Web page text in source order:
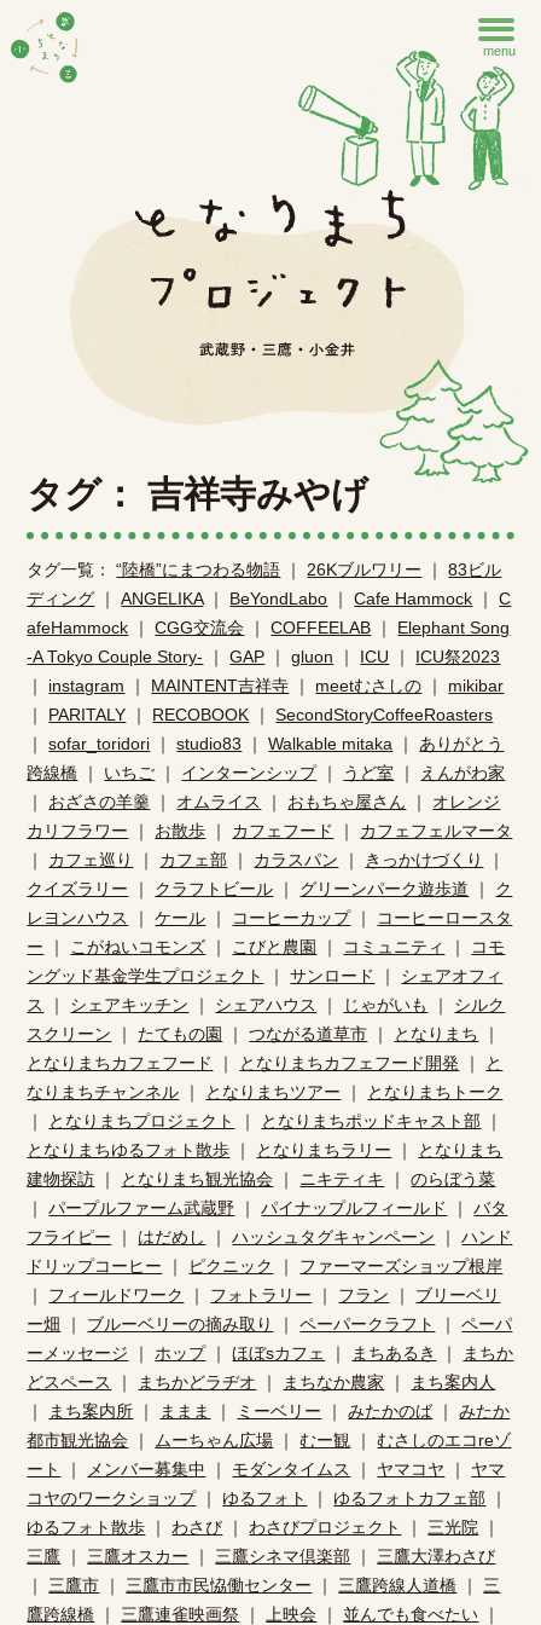
menu
タグ： 吉祥寺みやげ
タグ一覧：“陸橋”にまつわる物語 ｜ 26Kブルワリー ｜83ビル
ディング ｜ANGELIKA｜ BeYondLabo ｜Cafe Hammock ｜C
afeHammock ｜CGG交流会 ｜COFFEELAB ｜ Elephant Song
-A Tokyo Couple Story- ｜GAP ｜gluon ｜ ICU ｜ ICU祭2023
｜ instagram ｜ MAINTENT吉祥寺 ｜ meetむさしの ｜ mikibar
｜ PARITALY ｜ RECOBOOK ｜SecondStoryCoffeeRoasters
｜sofar_toridori ｜studio83 ｜Walkable mitaka ｜ ありがとう
跨線橋 ｜ いちご ｜ インターンシップ｜ うど室 ｜
えんがわ家
｜ おざさの羊羹 ｜ オムライス ｜ おもちゃ屋さん ｜ オレンジ
カリフラワー ｜ お散歩 ｜ カフェフード ｜ カフェフェルマータ
｜ カフェ巡り ｜ カフェ部 ｜ カラスパン ｜ きっかけづくり
｜
クイズラリー ｜ クラフトビール ｜ グリーンパーク遊歩道 ｜ ク
レヨンハウス
｜ケール ｜ コーヒーカップ｜
コーヒーロースタ
ー ｜ こがねいコモンズ ｜ こびと農園 ｜ コミュニティ ｜
コモ
ングッド基金学生プロジェクト
｜サンロード ｜ シェアオフィ
ス
｜ シェアキッチン ｜ シェアハウス ｜ じゃがいも ｜ シルク
スクリーン ｜ たてもの園 ｜つながる道草市 ｜ となりまち ｜
となりまちカフェフード
｜ となりまちカフェフード開発 ｜
と
なりまちチャンネル ｜ となりまちツアー ｜
となりまちトーク
｜
となりまちプロジェクト ｜ となりまちポッドキャスト部 ｜
となりまちゆるフォト散歩 ｜ となりまちラリー ｜
となりまち
建物探訪 ｜ となりまち観光協会 ｜ ニキティキ ｜のらぼう菜
｜パープルファーム武蔵野 ｜パイナップルフィールド ｜バタ
フライピー ｜ はだめし ｜ハッシュタグキャンペーン ｜ハンド
ドリップコーヒー ｜ ピクニック ｜ ファーマーズショップ根岸
｜ フィールドワーク ｜ フォトラリー ｜ フラン ｜ ブリーベリ
ー畑 ｜ ブルーベリーの摘み取り ｜ペーパークラフト ｜ペーパ
ーメッセージ ｜ ホップ｜ほぼsカフェ ｜ まちあるき ｜
まちか
どスペース
｜ まちかどラヂオ ｜ まちなか農家 ｜
まち案内人
｜
まち案内所 ｜ ままま ｜ ミーベリー ｜みたかのば ｜みたか
都市観光協会 ｜ ムーちゃん広場 ｜むー観 ｜むさしのエコreゾ
ート
｜ メンバー募集中 ｜ モダンタイムス ｜ ヤマコヤ ｜ ヤマ
コヤのワークショップ｜ ゆるフォト ｜ ゆるフォトカフェ部 ｜
ゆるフォト散歩 ｜ わさび ｜ わさびプロジェクト ｜ 三光院 ｜
三鷹 ｜ 三鷹オスカー ｜ 三鷹シネマ倶楽部 ｜ 三鷹大澤わさび
｜ 三鷹市 ｜ 三鷹市市民恊働センター ｜ 三鷹跨線人道橋 ｜ 三
鷹跨線橋 ｜ 三鷹連雀映画祭 ｜ 上映会 ｜ 並んでも食べたい ｜